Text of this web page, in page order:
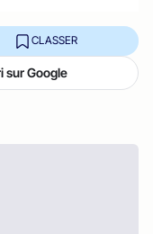
CLASSER
sur Google